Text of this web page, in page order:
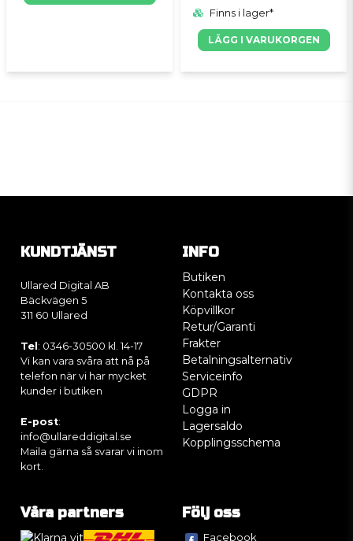
Finns i lager*
LÄGG I VARUKORGEN
KUNDTJÄNST
Ullared Digital AB
Bäckvägen 5
311 60 Ullared
Tel : 0346-30500 kl. 14-17
Vi kan vara svåra att nå på
telefon när vi har mycket
kunder i butiken
E-post:
info@ullareddigital.se
Maila gärna så svarar vi inom
kort.
INFO
Butiken
Kontakta oss
Köpvillkor
Retur/Garanti
Frakter
Betalningsalternativ
Serviceinfo
GDPR
Logga in
Lagersaldo
Kopplingsschema
Våra partners Följ oss
Facebook